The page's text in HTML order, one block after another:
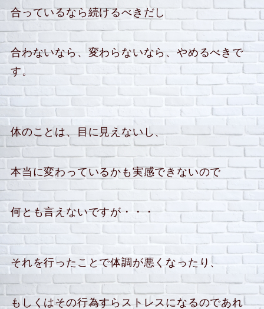
合っているなら続けるべきだし
合わないなら、変わらないなら、やめるべきで
す。
体のことは、目に見えないし、
本当に変わっているかも実感できないので
何とも言えないですが・・・
それを行ったことで体調が悪くなったり、
もしくはその行為すらストレスになるのであれ